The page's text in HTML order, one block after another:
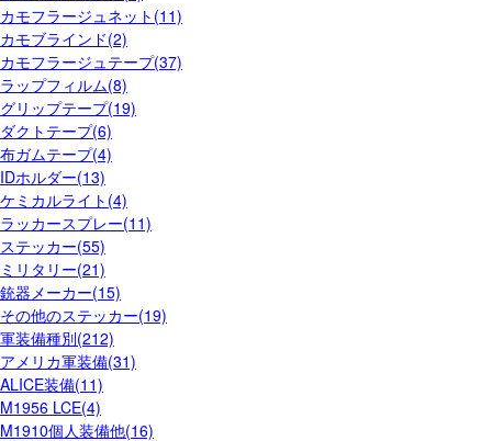
カモフラージュネット(11)
カモブラインド(2)
カモフラージュテープ(37)
ラップフィルム(8)
グリップテープ(19)
ダクトテープ(6)
布ガムテープ(4)
IDホルダー(13)
ケミカルライト(4)
ラッカースプレー(11)
ステッカー(55)
ミリタリー(21)
銃器メーカー(15)
その他のステッカー(19)
軍装備種別(212)
アメリカ軍装備(31)
ALICE装備(11)
M1956 LCE(4)
M1910個人装備他(16)